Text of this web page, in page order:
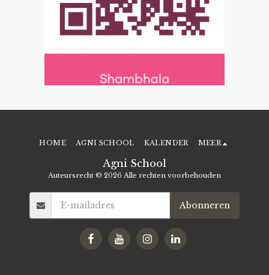
Agni School
Auteursrecht © 2026 Alle rechten voorbehouden
HOME AGNI SCHOOL KALENDER MEER
Abonneren